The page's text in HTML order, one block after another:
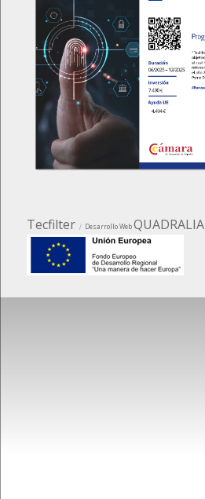
Tecfilter Desarrollo WebQUADRALIA